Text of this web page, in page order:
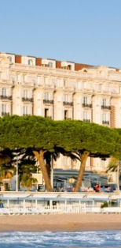
marketing
communicatie